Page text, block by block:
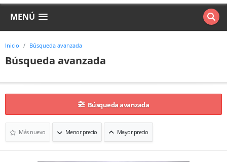
MENÚ
Inicio Búsqueda avanzada
Búsqueda avanzada
Búsqueda avanzada
Más nuevo Menor precio Mayor precio